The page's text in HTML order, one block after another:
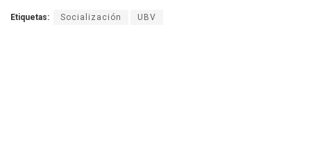
Etiquetas: Socialización UBV